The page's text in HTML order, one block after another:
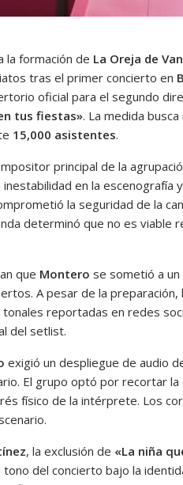
la formación de La Oreja de
tras el primer concierto en
oficial para el segundo
tus fiestas». La medida
15,000 asistentes.
principal de la
en la escenografía
la seguridad de la
determinó que no es viable
que Montero se sometió a
A pesar de la
reportadas en redes
del setlist.
exigió un despliegue de audio
El grupo optó por recortar
físico de la intérprete. Los
, la exclusión de «La niña
del concierto bajo la